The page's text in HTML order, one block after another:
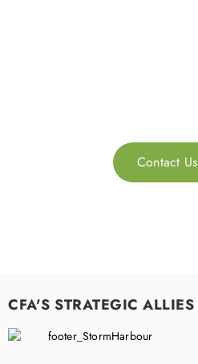
Contact Us
CFA'S STRATEGIC ALLIES